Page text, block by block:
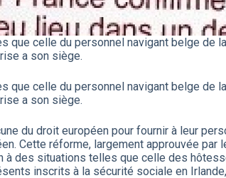
celle du personnel navigant belge de
a son siège.
celle du personnel navigant belge de
a son siège.
du droit européen pour fournir à leur
Cette réforme, largement approuvée
à des situations telles que celle des
inscrits à la sécurité sociale en